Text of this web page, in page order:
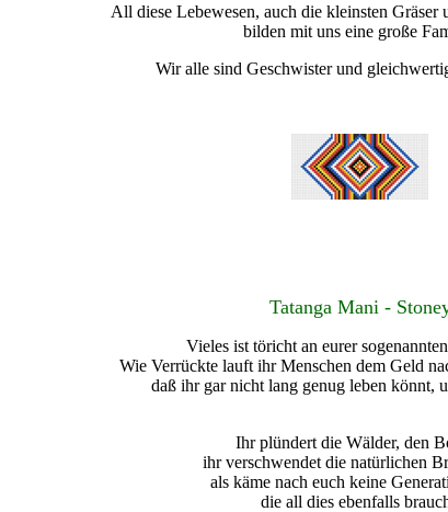
All diese Lebewesen, auch die kleinsten Gräser
bilden mit uns eine große
Wir alle sind Geschwister und
Tatanga Mani -
Vieles ist töricht an eurer
Wie Verrückte lauft ihr Menschen dem Geld
daß ihr gar nicht lang genug leben könnt,
Ihr plündert die Wälder, den
ihr verschwendet die natürlichen
als käme nach euch keine
die all dies ebenfalls